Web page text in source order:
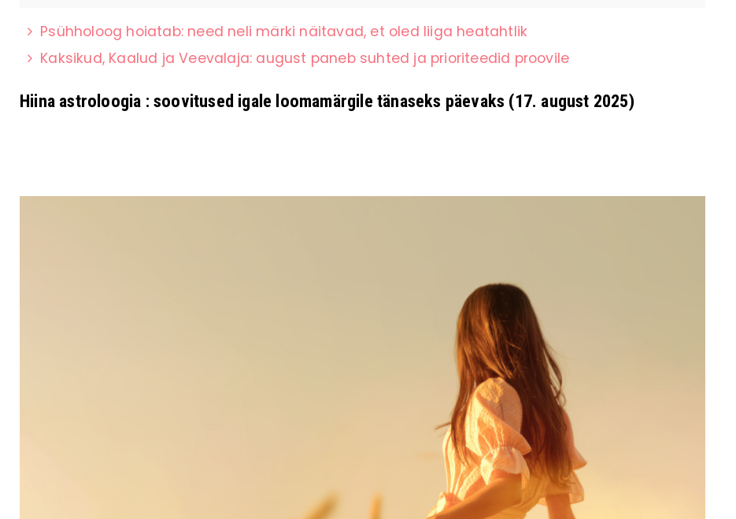
Psühholoog hoiatab: need neli märki näitavad, et oled liiga heatahtlik
Kaksikud, Kaalud ja Veevalaja: august paneb suhted ja prioriteedid proovile
Hiina astroloogia : soovitused igale loomamärgile tänaseks päevaks (17. august 2025)